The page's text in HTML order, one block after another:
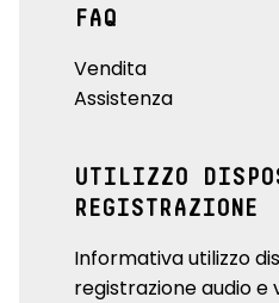
FAQ
Vendita
Assistenza
UTILIZZO
REGISTRAZIONE
Informativa utilizzo
registrazione audio e